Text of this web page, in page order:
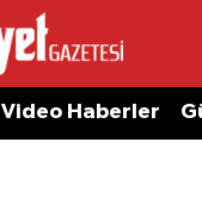
Video Haberler